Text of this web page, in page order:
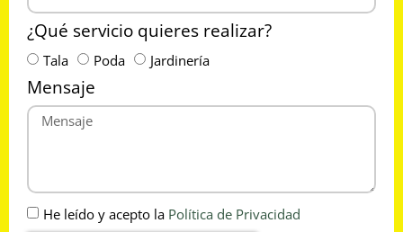
¿Qué servicio quieres realizar?
Tala Poda Jardinería
Mensaje
He leído y acepto la Política de Privacidad